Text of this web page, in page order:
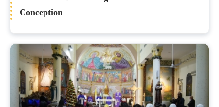
Conception